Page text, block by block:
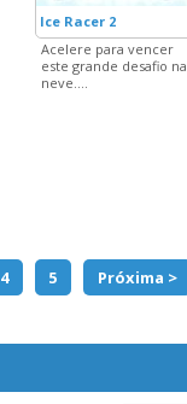
Ice Racer 2
Acelere para vencer
este grande desafio na
neve....
4 5 Próxima >